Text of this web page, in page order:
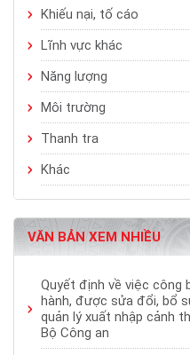
Khiếu nại, tố cáo
Lĩnh vực khác
Năng lượng
Môi trường
Thanh tra
Khác
VĂN BẢN XEM NHIỀU
Quyết định về việc công
hành, được sửa đổi, bổ
quản lý xuất nhập cảnh
Bộ Công an